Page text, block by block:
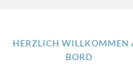
HERZLICH WILLKOMMEN
BORD